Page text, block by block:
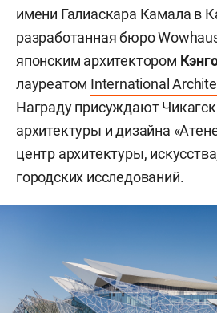
имени Галиаскара Камала в
разработанная бюро
японским архитектором
лауреатом International
Награду присуждают
архитектуры и дизайна
центр архитектуры,
городских исследований.